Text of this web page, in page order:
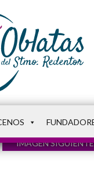
IMAGEN SIGUIENTE